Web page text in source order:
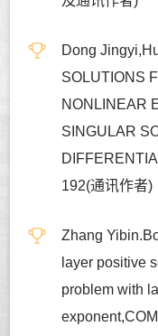
Dong
SOLUTIONS
NONLINEAR
SINGULAR
192(通讯作者)
Zhang
layer positive
problem with